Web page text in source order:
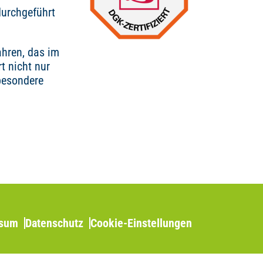
das im
nicht nur
Datenschutz Cookie-Einstellungen